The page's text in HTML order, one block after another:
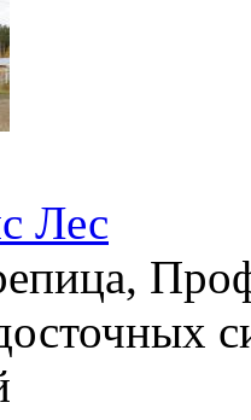
Лес